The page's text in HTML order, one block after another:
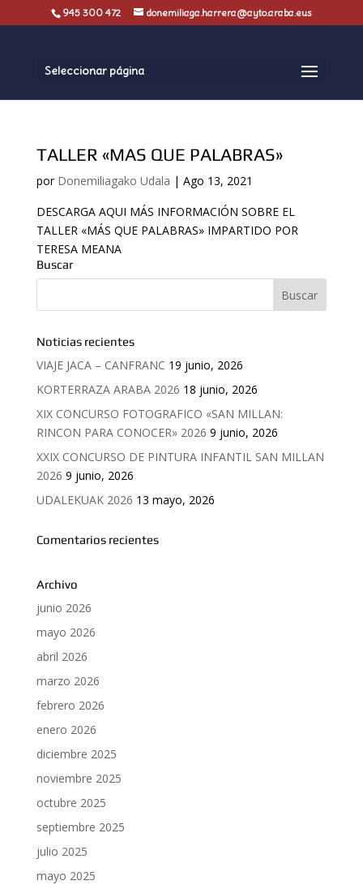
945 300 472 donemiliaga.harrera@ayto.araba.eus
Seleccionar página
TALLER «MAS QUE PALABRAS»
por Donemiliagako Udala | Ago 13, 2021
DESCARGA AQUI MÁS INFORMACIÓN SOBRE EL
TALLER «MÁS QUE PALABRAS» IMPARTIDO POR
TERESA MEANA
Buscar
Noticias recientes
VIAJE JACA – CANFRANC 19 junio, 2026
KORTERRAZA ARABA 2026 18 junio, 2026
XIX CONCURSO FOTOGRAFICO «SAN MILLAN:
RINCON PARA CONOCER» 2026 9 junio, 2026
XXIX CONCURSO DE PINTURA INFANTIL SAN MILLAN
2026 9 junio, 2026
UDALEKUAK 2026 13 mayo, 2026
Comentarios recientes
Archivo
junio 2026
mayo 2026
abril 2026
marzo 2026
febrero 2026
enero 2026
diciembre 2025
noviembre 2025
octubre 2025
septiembre 2025
julio 2025
mayo 2025